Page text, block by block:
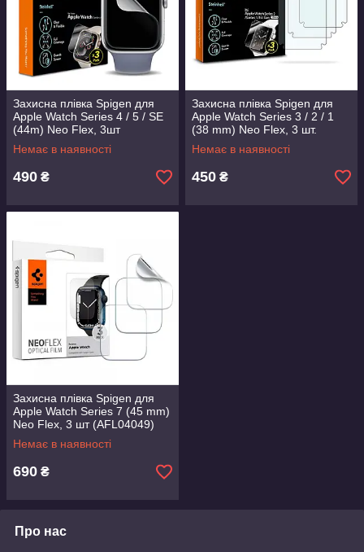
Захисна плівка Spigen для
Apple Watch Series 4 / 5 / SE
(44m) Neo Flex, 3шт
(0162FL25574)
Немає в наявності
490 ₴
Захисна плівка Spigen для
Apple Watch Series 3 / 2 / 1
(38 mm) Neo Flex, 3 шт.
(047FL21381)
Немає в наявності
450 ₴
Захисна плівка Spigen для
Apple Watch Series 7 (45 mm)
Neo Flex, 3 шт (AFL04049)
Немає в наявності
690 ₴
Про нас